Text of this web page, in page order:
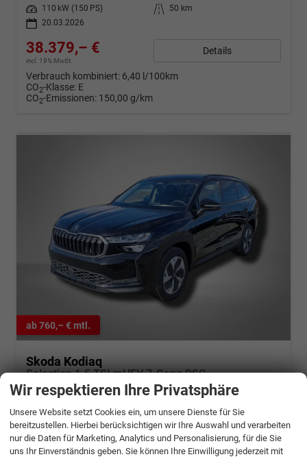
Leistung
110 kW (150 PS) Kilometerstand
50 km
20.03.2026
38.379,– €
incl. 19% MwSt.
Details
Verbrauch kombiniert: 6,40 l/100km
CO2-Klasse: E
CO2-Emissionen: 150,00 g/km
ab 760,– € mtl.
Skoda Kodiaq
Selection 1.5 TSI mHEV 7-Gang DSG
sofort lieferbar Neuwagen
Fahrzeugnr. 1273022 Getriebe Automatik
Kraftstoff Benzin Außenfarbe
Black-Magic Perleffekt
Leistung
110 kW (150 PS) Kilometerstand
50 km
20.03.2026
Wir respektieren Ihre Privatsphäre
Unsere Website setzt Cookies ein, um unsere Dienste für Sie
bereitzustellen. Hierbei berücksichtigen wir Ihre Auswahl und verarbeiten
nur die Daten für Marketing, Analytics und Personalisierung, für die Sie
uns Ihr Einverständnis geben. Sie können Ihre Einwilligung jederzeit mit